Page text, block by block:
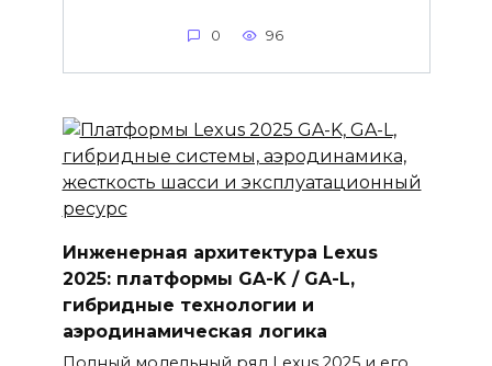
0 96
Инженерная архитектура Lexus
2025: платформы GA-K / GA-L,
гибридные технологии и
аэродинамическая логика